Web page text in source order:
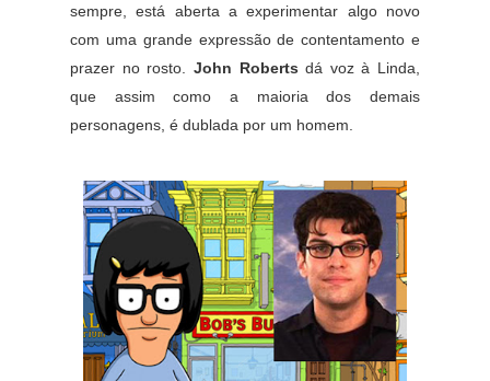
sempre, está aberta a experimentar algo novo
com uma grande expressão de contentamento e
prazer no rosto. John Roberts dá voz à Linda,
que assim como a maioria dos demais
personagens, é dublada por um homem.